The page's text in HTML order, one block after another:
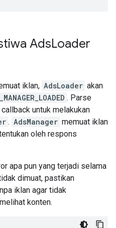
AdsLoader
iklan, AdsLoader akan
. Parse
untuk melakukan
. AdsManager memuat iklan
oleh respons
apa pun yang terjadi selama
dimuat, pastikan
iklan agar tidak
konten.